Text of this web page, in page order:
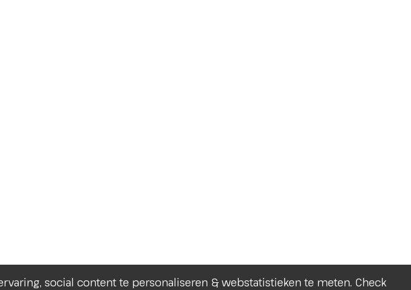
social content te personaliseren & webstatistieken te meten. Check